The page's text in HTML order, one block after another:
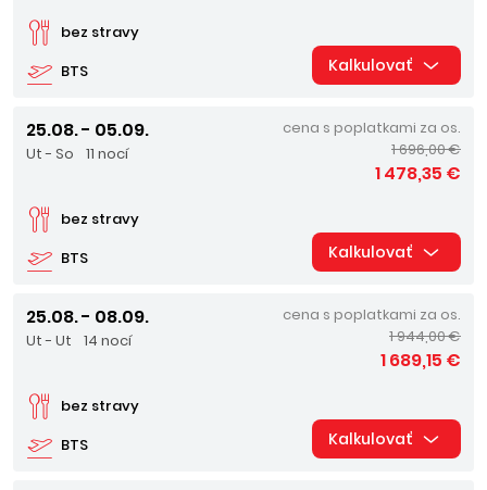
BTS
bez stravy
Kalkulovať
25.08. - 05.09.
Ut - So 11 nocí
BTS
bez stravy
cena s poplatkami za os.
1 696,00 €
1 478,35 €
Kalkulovať
25.08. - 08.09.
Ut - Ut 14 nocí
BTS
bez stravy
cena s poplatkami za os.
1 944,00 €
1 689,15 €
Kalkulovať